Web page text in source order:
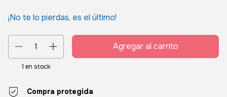
¡No te lo pierdas, es el último!
1 en stock
Compra protegida